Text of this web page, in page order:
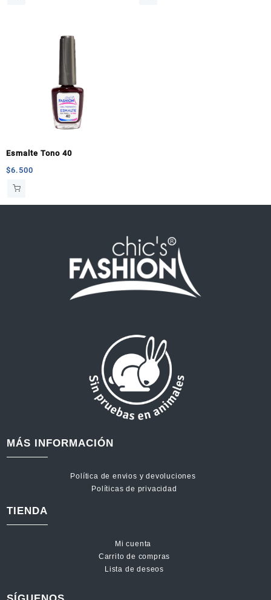
Esmalte Tono 40
$6.500
MÁS INFORMACIÓN
Política de envios y devoluciones
Políticas de privacidad
TIENDA
Mi cuenta
Carrito de compras
Lista de deseos